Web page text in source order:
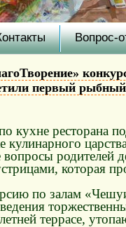
Вопрос-
первый
кухне
родителей
которая
по залам
террасе,